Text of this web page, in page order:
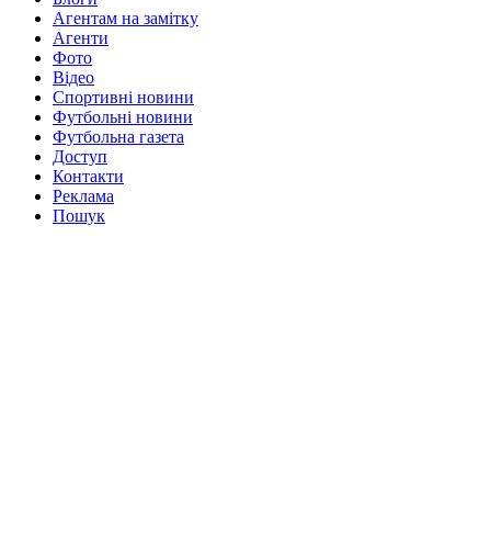
Агентам на замітку
Агенти
Фото
Відео
Спортивні новини
Футбольні новини
Футбольна газета
Доступ
Контакти
Реклама
Пошук